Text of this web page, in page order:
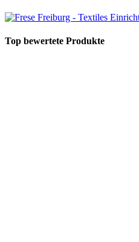
Top bewertete Produkte